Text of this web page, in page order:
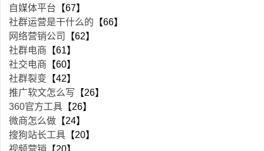
自媒体平台 【67】
社群运营是干什么的 【66】
网络营销公司
【62】
社群电商 【61】
社交电商 【60】
社群裂变 【42】
推广软文怎么写 【26】
360官方工具 【26】
微商怎么做 【24】
搜狗站长工具 【20】